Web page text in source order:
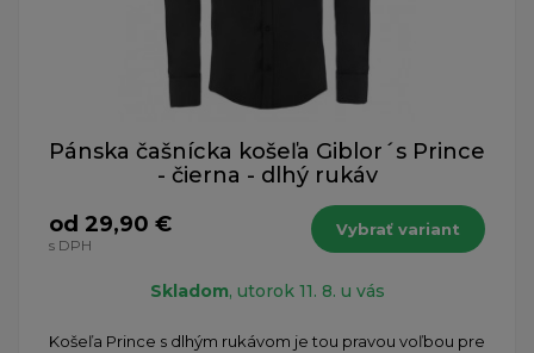
Pánska čašnícka košeľa Giblor´s Prince
- čierna - dlhý rukáv
od 29,90 €
s DPH
Vybrať variant
Skladom, utorok 11. 8. u vás
​Košeľa Prince s dlhým rukávom je tou pravou voľbou pre